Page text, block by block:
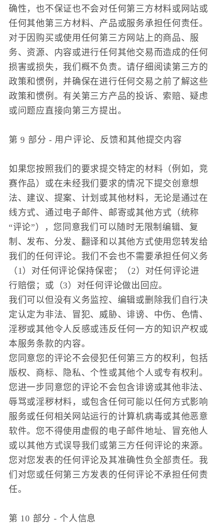
确性，也不保证也不会对任何第三方材料或网站或
任何其他第三方材料、产品或服务承担任何责任。
对于因购买或使用任何第三方网站上的商品、服
务、资源、内容或进行任何其他交易而造成的任何
损害或损失，我们概不负责。请仔细阅读第三方的
政策和惯例，并确保在进行任何交易之前了解这些
政策和惯例。有关第三方产品的投诉、索赔、疑虑
或问题应直接向第三方提出。
第 9 部分 - 用户评论、反馈和其他提交内容
如果您按照我们的要求提交特定的材料（例如，竞
赛作品）或在未经我们要求的情况下提交创意想
法、建议、提案、计划或其他材料，无论是通过在
线方式、通过电子邮件、邮寄或其他方式（统称
“评论”），您同意我们可以随时无限制编辑、复
制、发布、分发、翻译和以其他方式使用您转发给
我们的任何评论。我们不会也不需要承担任何义务
（1）对任何评论保持保密；（2）对任何评论进
行赔偿；或（3）对任何评论做出回应。
我们可以但没有义务监控、编辑或删除我们自行决
定认定为非法、冒犯、威胁、诽谤、中伤、色情、
淫秽或其他令人反感或违反任何一方的知识产权或
本服务条款的内容。
您同意您的评论不会侵犯任何第三方的权利，包括
版权、商标、隐私、个性或其他个人或专有权利。
您进一步同意您的评论不会包含诽谤或其他非法、
辱骂或淫秽材料，或包含任何可能以任何方式影响
服务或任何相关网站运行的计算机病毒或其他恶意
软件。您不得使用虚假的电子邮件地址、冒充他人
或以其他方式误导我们或第三方任何评论的来源。
您对您发表的任何评论及其准确性负全部责任。我
们对您或任何第三方发表的任何评论不承担任何责
任。
第 10 部分 - 个人信息